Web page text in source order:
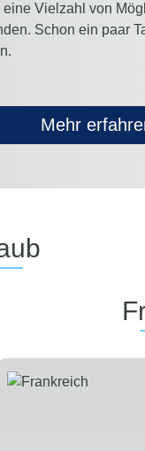
Vielzahl von
Schon ein paar
Mehr